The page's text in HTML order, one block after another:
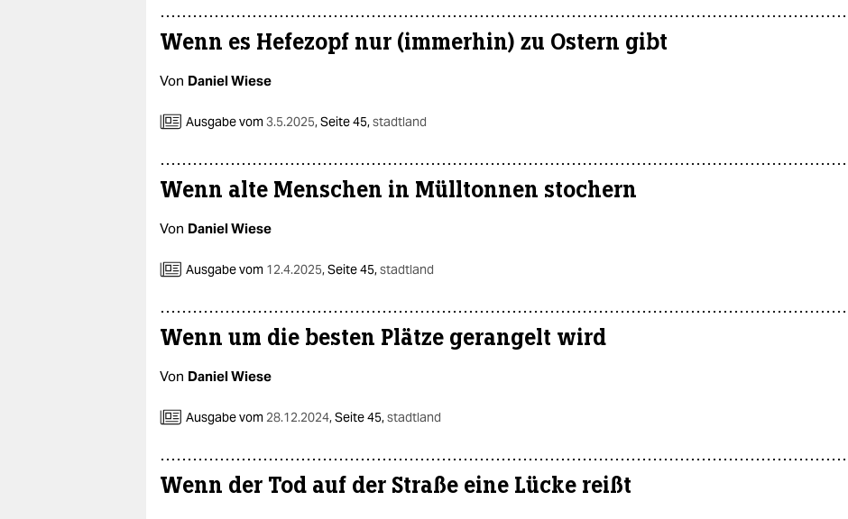
Wenn es Hefezopf nur (immerhin) zu Ostern gibt
Von Daniel Wiese
Ausgabe vom3.5.2025,Seite 45,stadtland
Wenn alte Menschen in Mülltonnen stochern
Von Daniel Wiese
Ausgabe vom 12.4.2025,Seite 45,stadtland
Wenn um die besten Plätze gerangelt wird
Von Daniel Wiese
Ausgabe vom 28.12.2024,Seite 45,stadtland
Wenn der Tod auf der Straße eine Lücke reißt